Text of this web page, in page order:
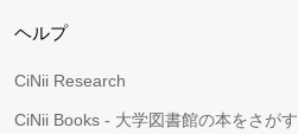
ヘルプ
CiNii Research
CiNii Books - 大学図書館の本をさがす